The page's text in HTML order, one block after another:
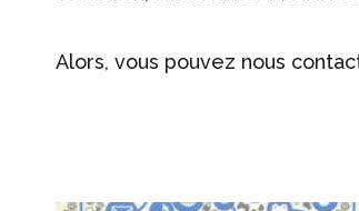
Alors, vous pouvez nous